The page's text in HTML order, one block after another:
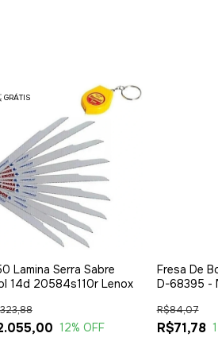
GRÁTIS
Lamina Serra Sabre
14d 20584s110r Lenox
12% OFF
Fresa De
D-68395 -
R$71,78
R$84,07